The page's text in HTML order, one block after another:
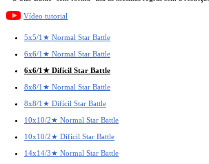
Vídeo tutorial
5x5/1★ Normal Star Battle
6x6/1★ Normal Star Battle
6x6/1★ Difícil Star Battle
8x8/1★ Normal Star Battle
8x8/1★ Difícil Star Battle
10x10/2★ Normal Star Battle
10x10/2★ Difícil Star Battle
14x14/3★ Normal Star Battle